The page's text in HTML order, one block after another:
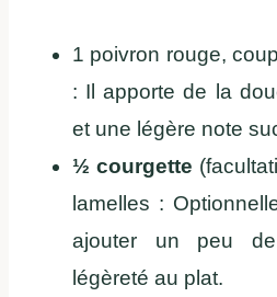
1 poivron rouge,
: Il apporte de la
et une légère note
½ courgette
lamelles :
ajouter un peu
légèreté au plat.